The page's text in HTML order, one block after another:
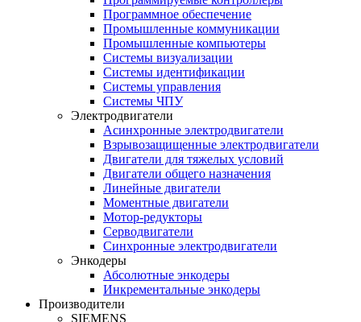
Программное обеспечение
Промышленные коммуникации
Промышленные компьютеры
Системы визуализации
Системы идентификации
Системы управления
Системы ЧПУ
Электродвигатели
Асинхронные электродвигатели
Взрывозащищенные электродвигатели
Двигатели для тяжелых условий
Двигатели общего назначения
Линейные двигатели
Моментные двигатели
Мотор-редукторы
Серводвигатели
Синхронные электродвигатели
Энкодеры
Абсолютные энкодеры
Инкрементальные энкодеры
Производители
SIEMENS